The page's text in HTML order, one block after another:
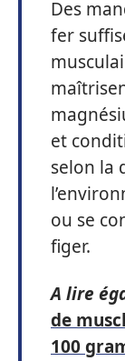
Des
fer
et
selon la
ou se
figer.
A lire
de
100